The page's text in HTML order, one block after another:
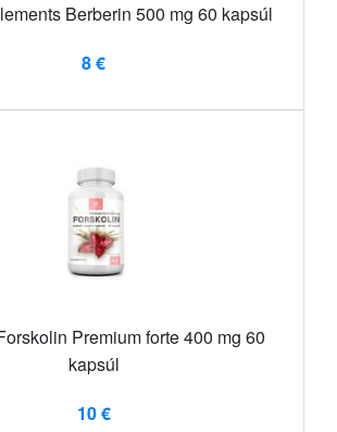
Berberin 500 mg 60 kapsúl
8 €
Premium forte 400 mg 60
kapsúl
10 €